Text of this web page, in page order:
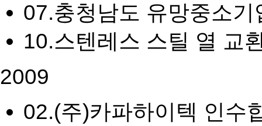
07.충청남도 유망중소기
10.스텐레스 스틸 열 교
2009
02.(주)카파하이텍 인수